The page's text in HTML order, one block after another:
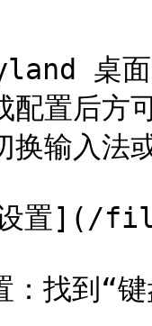
桌面
配置后方
换输入法
置](/
找到“